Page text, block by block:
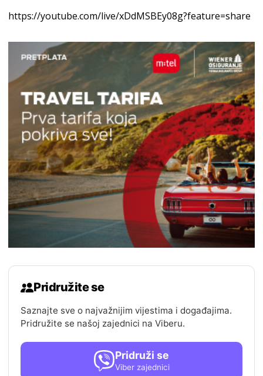
https://youtube.com/live/xDdMSBEy08g?feature=share
Pridružite se
Saznajte sve o najvažnijim vijestima i događajima.
Pridružite se našoj zajednici na Viberu.
Pridruži se
Viber zajednici